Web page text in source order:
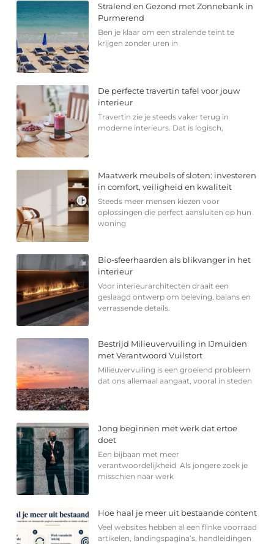
Stralend en Gezond met Zonnebank in
Purmerend
Ben je klaar om een stralende teint te
krijgen zonder uren in
De perfecte travertin tafel voor jouw
interieur
Travertin zie je steeds vaker terug in
moderne interieurs. Dat is logisch,
Maatwerk meubels of sloten: investeren
in comfort, veiligheid en kwaliteit
Steeds meer mensen kiezen voor
oplossingen die perfect aansluiten op hun
woning
Bio-sfeerhaarden als blikvanger in het
interieur
Voor interieurarchitecten draait een
geslaagd ontwerp om beleving, balans en
verrassende details.
Bestrijd Milieuvervuiling in IJmuiden
met Verantwoord Vuilstort
Milieuvervuiling is een groeiend probleem
dat ons allemaal aangaat, vooral in steden
Jong beginnen met werk dat ertoe
doet
Een bijbaan met meer
verantwoordelijkheid Als jongere zoek je
misschien naar werk
Hoe haal je meer uit bestaande content
Veel websites hebben al een flinke voorraad
artikelen, landingspagina’s, handleidingen